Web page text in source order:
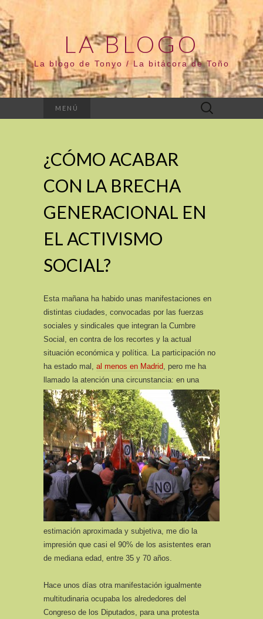
LA BLOGO
La blogo de Tonyo / La bitácora de Toño
MENÚ Buscar:
¿CÓMO ACABAR
CON LA BRECHA
GENERACIONAL EN
EL ACTIVISMO
SOCIAL?
Esta mañana ha habido unas manifestaciones en
distintas ciudades, convocadas por las fuerzas
sociales y sindicales que integran la Cumbre
Social, en contra de los recortes y la actual
situación económica y política. La participación no
ha estado mal, al menos en Madrid, pero me ha
llamado la atención una circunstancia: en una
estimación aproximada y subjetiva, me dio la
impresión que casi el 90% de los asistentes eran
de mediana edad, entre 35 y 70 años.
Hace unos días otra manifestación igualmente
multitudinaria ocupaba los alrededores del
Congreso de los Diputados, para una protesta